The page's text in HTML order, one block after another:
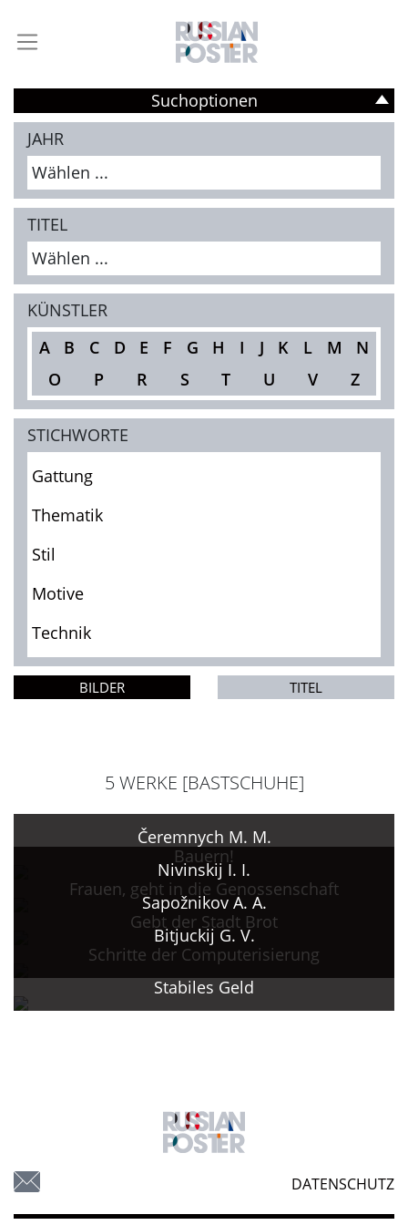
Suchoptionen
JAHR
Wählen ...
TITEL
Wählen ...
KÜNSTLER
A
B C D E F G H I J K L M
N
O
P R S T U V Z
STICHWORTE
Gattung
Thematik
Stil
Motive
Technik
BILDER TITEL
5 WERKE [BASTSCHUHE]
Čeremnych M. M.
Bauern!
Nivinskij I. I.
Frauen, geht in die Genossenschaft
Sapožnikov A. A.
Gebt der Stadt Brot
Bitjuckij G. V.
Schritte der Computerisierung
Stabiles Geld
DATENSCHUTZ